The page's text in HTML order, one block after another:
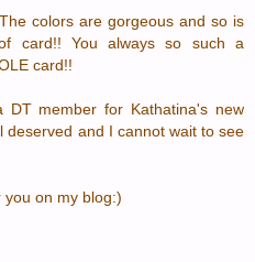
colors are gorgeous and so is
card!! You always so such a
card!!
DT member for Kathatina's new
deserved and I cannot wait to see
on my blog:)